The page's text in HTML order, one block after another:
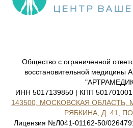
Общество с ограниченной
восстановительной
ИНН 5017139850 | КПП
143500, МОСКОВСКАЯ ОБЛАСТЬ,
РЯБКИНА, Д. 41,
Лицензия №Л041-01162-50/